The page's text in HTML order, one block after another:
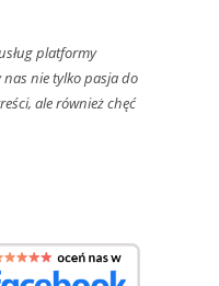
platformy
nas nie tylko pasja do
ale również chęć